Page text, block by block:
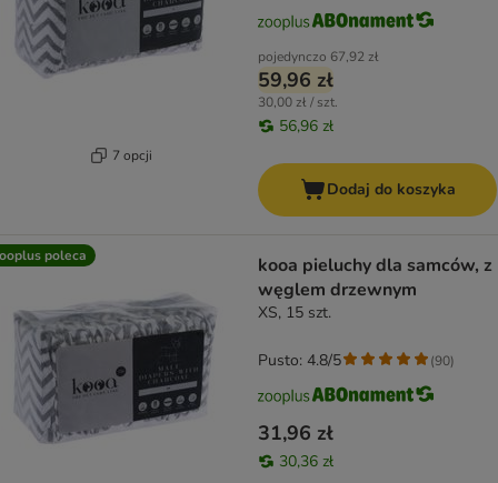
7 opcji
pojedynczo 67,92 zł
59,96 zł
30,00 zł / szt.
56,96 zł
Dodaj do koszyka
poleca
kooa pieluchy dla samców, z
węglem drzewnym
XS, 15 szt.
31,96 zł
30,36 zł
Pusto: 4.8/5 (90)